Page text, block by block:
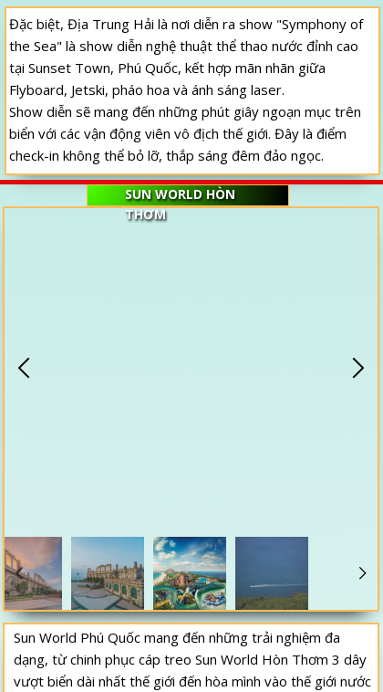
Đặc biệt, Địa Trung Hải là nơi diễn ra show "Symphony of
the Sea" là show diễn nghệ thuật thể thao nước đỉnh cao
tại Sunset Town, Phú Quốc, kết hợp mãn nhãn giữa
Flyboard, Jetski, pháo hoa và ánh sáng laser.
Show diễn sẽ mang đến những phút giây ngoạn mục trên
biển với các vận động viên vô địch thế giới. Đây là điểm
check-in không thể bỏ lỡ, thắp sáng đêm đảo ngọc.
SUN WORLD HÒN
THƠM
Sun World Phú Quốc mang đến những trải nghiệm đa
dạng, từ chinh phục cáp treo Sun World Hòn Thơm 3 dây
vượt biển dài nhất thế giới đến hòa mình vào thế giới nước